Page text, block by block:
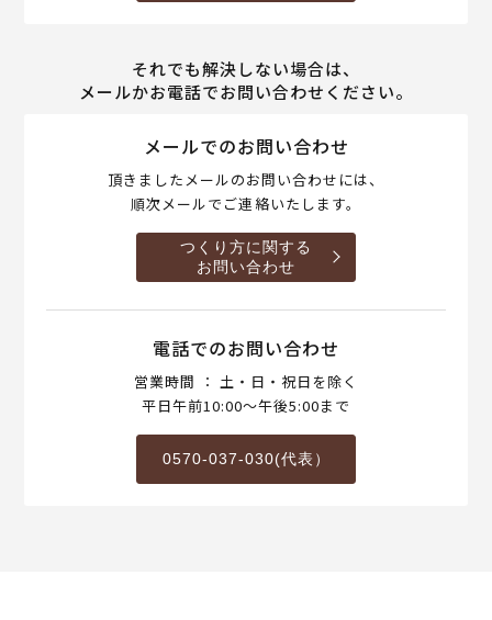
それでも解決しない場合は、
メールかお電話でお問い合わせください。
メールでのお問い合わせ
頂きましたメールのお問い合わせには、
順次メールでご連絡いたします。
つくり方に関する
お問い合わせ
電話でのお問い合わせ
営業時間 ： 土・日・祝日を除く
平日午前10:00～午後5:00まで
0570-037-030(代表）